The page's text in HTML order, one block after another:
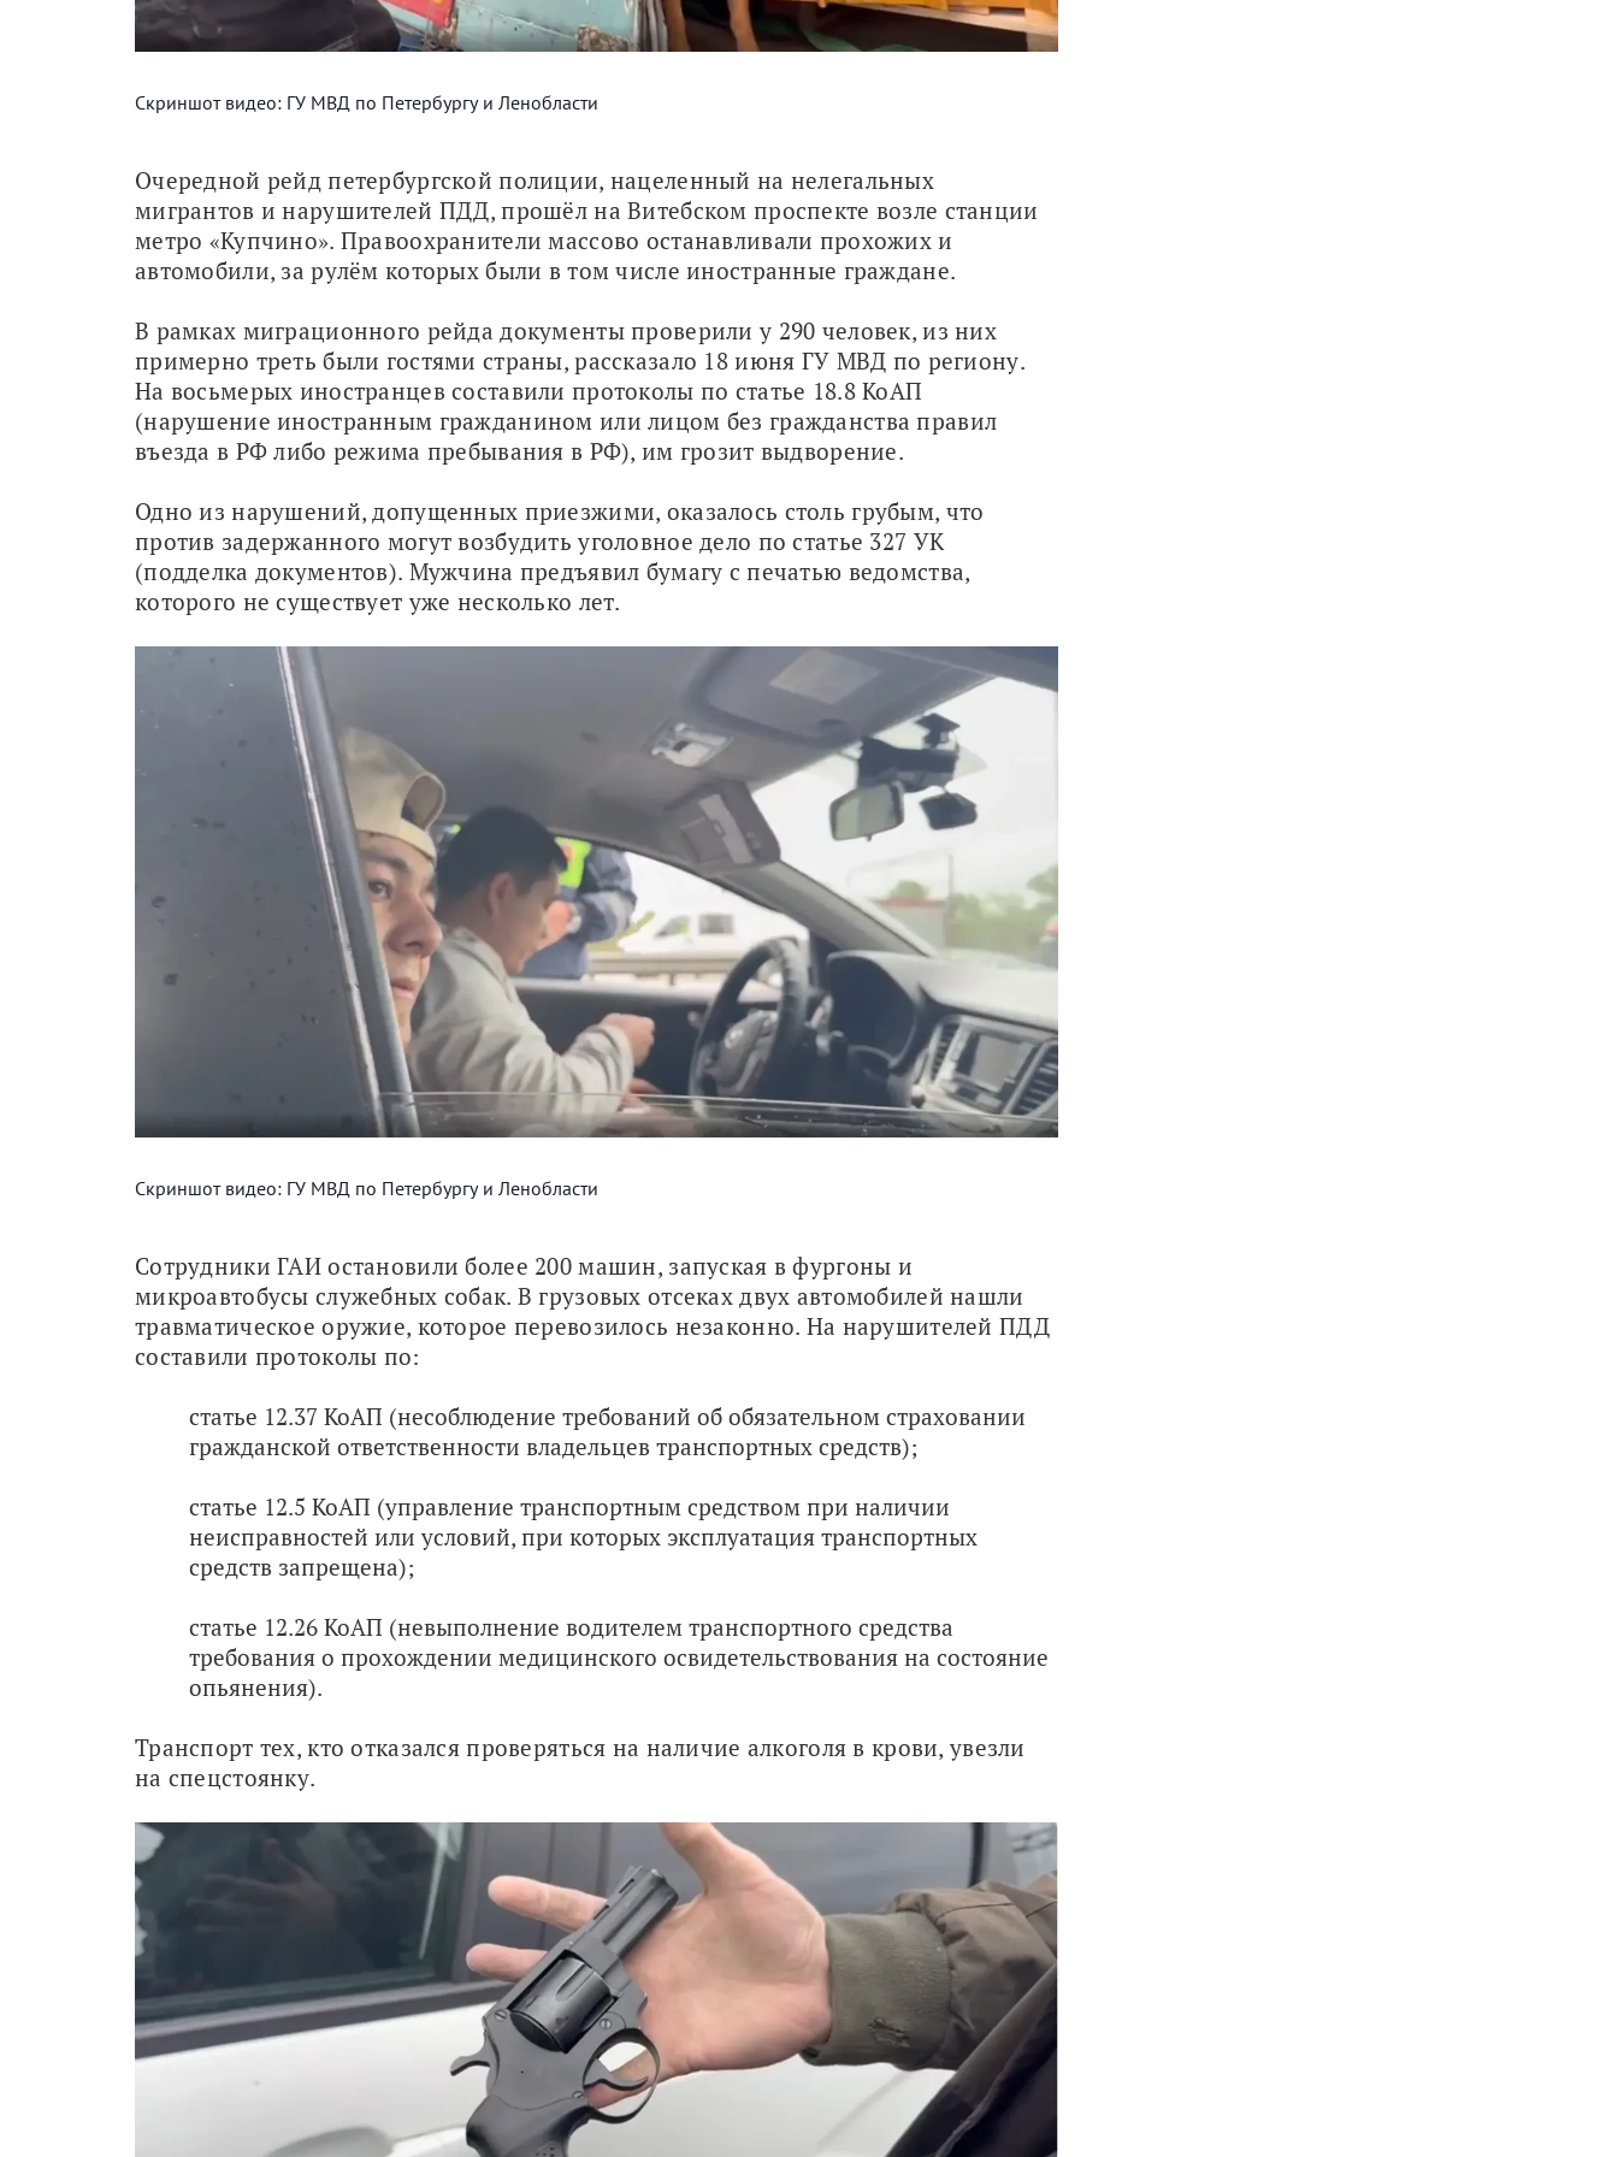
Скриншот видео: ГУ МВД по Петербургу и Ленобласти
Очередной рейд петербургской полиции, нацеленный на нелегальных
мигрантов и нарушителей ПДД, прошёл на Витебском проспекте возле станции
метро «Купчино». Правоохранители массово останавливали прохожих и
автомобили, за рулём которых были в том числе иностранные граждане.
В рамках миграционного рейда документы проверили у 290 человек, из них
примерно треть были гостями страны, рассказало 18 июня ГУ МВД по региону.
На восьмерых иностранцев составили протоколы по статье 18.8 КоАП
(нарушение иностранным гражданином или лицом без гражданства правил
въезда в РФ либо режима пребывания в РФ), им грозит выдворение.
Одно из нарушений, допущенных приезжими, оказалось столь грубым, что
против задержанного могут возбудить уголовное дело по статье 327 УК
(подделка документов). Мужчина предъявил бумагу с печатью ведомства,
которого не существует уже несколько лет.
Скриншот видео: ГУ МВД по Петербургу и Ленобласти
Сотрудники ГАИ остановили более 200 машин, запуская в фургоны и
микроавтобусы служебных собак. В грузовых отсеках двух автомобилей нашли
травматическое оружие, которое перевозилось незаконно. На нарушителей ПДД
составили протоколы по:
статье 12.37 КоАП (несоблюдение требований об обязательном страховании
гражданской ответственности владельцев транспортных средств);
статье 12.5 КоАП (управление транспортным средством при наличии
неисправностей или условий, при которых эксплуатация транспортных
средств запрещена);
статье 12.26 КоАП (невыполнение водителем транспортного средства
требования о прохождении медицинского освидетельствования на состояние
опьянения).
Транспорт тех, кто отказался проверяться на наличие алкоголя в крови, увезли
на спецстоянку.